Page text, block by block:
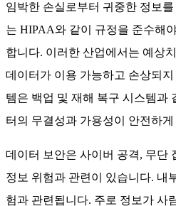
임박한 손실로부터 귀중한 정보
는 HIPAA와 같이 규정을 준수해
합니다. 이러한 산업에서는 예상
데이터가 이용 가능하고 손상되
템은 백업 및 재해 복구 시스템과
터의 무결성과 가용성이 안전하
데이터 보안은 사이버 공격, 무단
정보 위험과 관련이 있습니다. 내
험과 관련됩니다. 주로 정보가 사